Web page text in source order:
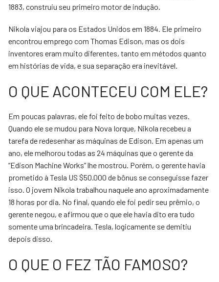
1883, construiu seu primeiro motor de indução.
Nikola viajou para os Estados Unidos em 1884. Ele primeiro
encontrou emprego com Thomas Edison, mas os dois
inventores eram muito diferentes, tanto em métodos quanto
em histórias de vida, e sua separação era inevitável.
O QUE ACONTECEU COM ELE?
Em poucas palavras, ele foi feito de bobo muitas vezes.
Quando ele se mudou para Nova Iorque, Nikola recebeu a
tarefa de redesenhar as máquinas de Edison. Em apenas um
ano, ele melhorou todas as 24 máquinas que o gerente da
“Edison Machine Works” lhe mostrou. Porém, o gerente havia
prometido à Tesla US $50.000 de bônus se conseguisse fazer
isso. O jovem Nikola trabalhou naquele ano aproximadamente
18 horas por dia. No final, quando ele foi pedir seu prêmio, o
gerente negou, e afirmou que o que ele havia dito era tudo
somente uma brincadeira. Tesla, logicamente se demitiu
depois disso.
O QUE O FEZ TÃO FAMOSO?